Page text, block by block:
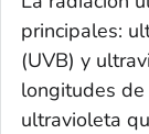
principales:
(UVB) y
longitudes
ultravioleta